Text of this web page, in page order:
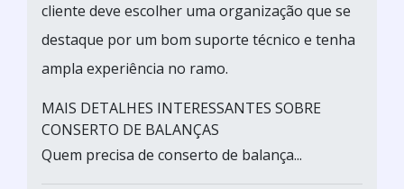
cliente deve escolher uma organização que se
destaque por um bom suporte técnico e tenha
ampla experiência no ramo.
MAIS DETALHES INTERESSANTES SOBRE
CONSERTO DE BALANÇAS
Quem precisa de conserto de balança...